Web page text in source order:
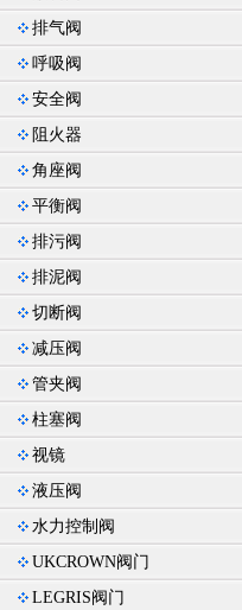
排气阀
呼吸阀
安全阀
阻火器
角座阀
平衡阀
排污阀
排泥阀
切断阀
减压阀
管夹阀
柱塞阀
视镜
液压阀
水力控制阀
UKCROWN阀门
LEGRIS阀门